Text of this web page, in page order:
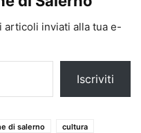
inviati alla tua e-
Iscriviti
di salerno
cultura